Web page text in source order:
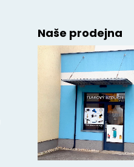
i
s
u
Naše prodejna